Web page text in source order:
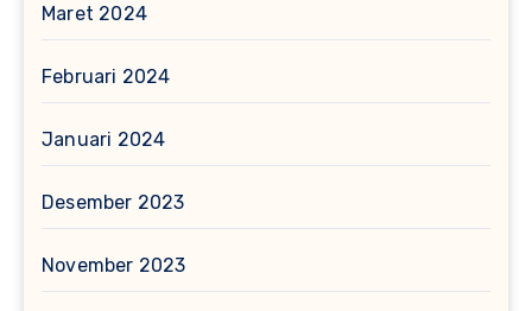
Maret 2024
Februari 2024
Januari 2024
Desember 2023
November 2023